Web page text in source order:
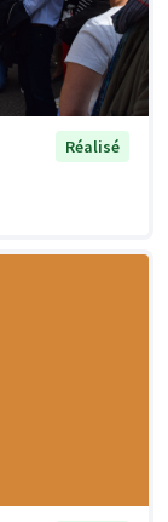
Réalisé